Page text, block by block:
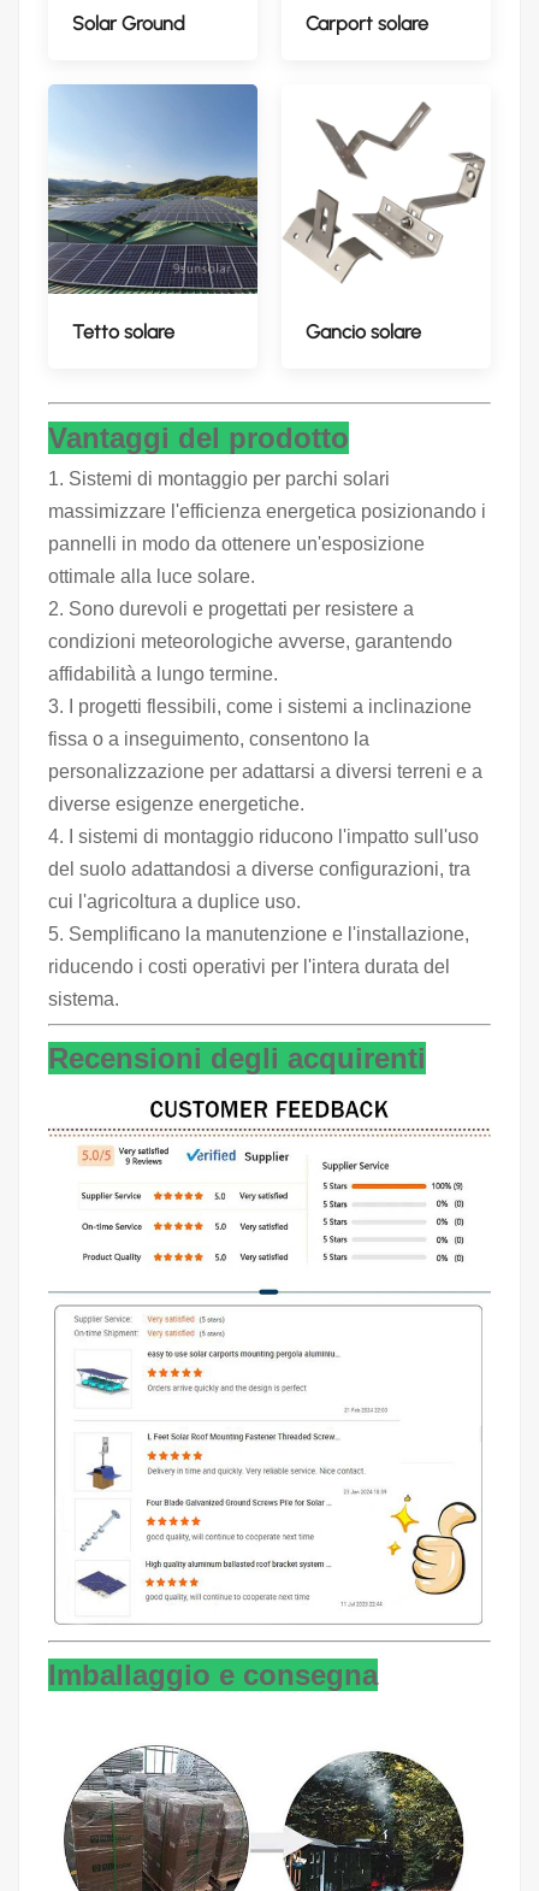
Solar Ground Carport solare
Tetto solare Gancio solare
Vantaggi del prodotto
1. Sistemi di montaggio per parchi solari
massimizzare l'efficienza energetica posizionando i
pannelli in modo da ottenere un'esposizione
ottimale alla luce solare.
2. Sono durevoli e progettati per resistere a
condizioni meteorologiche avverse, garantendo
affidabilità a lungo termine.
3. I progetti flessibili, come i sistemi a inclinazione
fissa o a inseguimento, consentono la
personalizzazione per adattarsi a diversi terreni e a
diverse esigenze energetiche.
4. I sistemi di montaggio riducono l'impatto sull'uso
del suolo adattandosi a diverse configurazioni, tra
cui l'agricoltura a duplice uso.
5. Semplificano la manutenzione e l'installazione,
riducendo i costi operativi per l'intera durata del
sistema.
Recensioni degli acquirenti
Imballaggio e consegna